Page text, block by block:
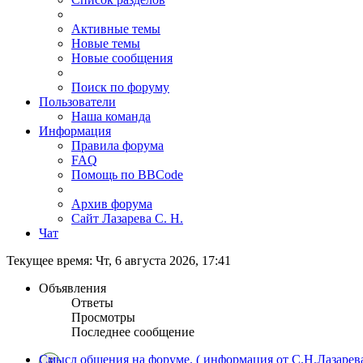
Активные темы
Новые темы
Новые сообщения
Поиск по форуму
Пользователи
Наша команда
Информация
Правила форума
FAQ
Помощь по BBCode
Архив форума
Сайт Лазарева С. Н.
Чат
Текущее время: Чт, 6 августа 2026, 17:41
Объявления
Ответы
Просмотры
Последнее сообщение
Смысл общения на форуме. ( информация от